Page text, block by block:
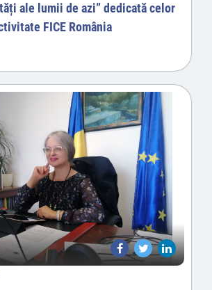
ale lumii de azi” dedicată celor
FICE România